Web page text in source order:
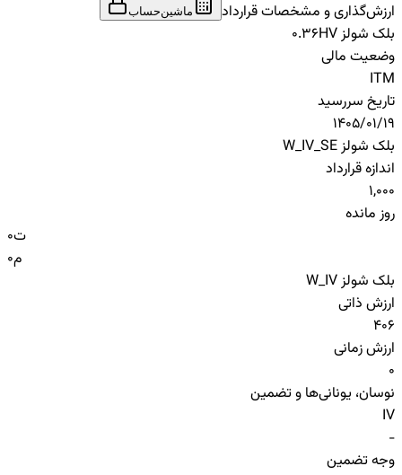
ارزش‌گذاری و مشخصات قرارداد
ماشین‌حساب
بلک شولز HV
0.36
وضعیت مالی
ITM
تاریخ سررسید
1405/01/19
بلک شولز W_IV_SE
اندازه قرارداد
1,000
روز مانده
0ت
0م
بلک شولز W_IV
ارزش ذاتی
406
ارزش زمانی
0
نوسان، یونانی‌ها و تضمین
IV
-
وجه تضمین